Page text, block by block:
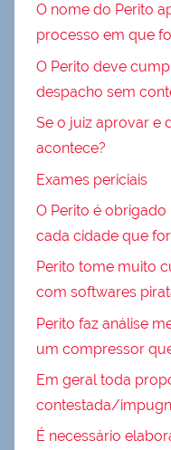
O nome do Perito
processo em que
O Perito deve
despacho sem
Se o juiz aprovar e
acontece?
Exames periciais
O Perito é
cada cidade que
Perito tome muito
com softwares
Perito faz análise
um compressor
Em geral toda
contestada/
É necessário